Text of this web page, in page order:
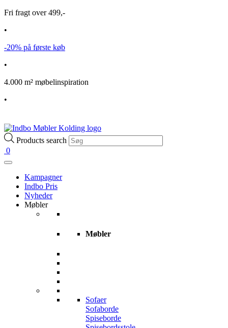
Fri fragt over 499,-
•
-20% på første køb
•
4.000 m² møbelinspiration
•
Products search
0
Kampagner
Indbo Pris
Nyheder
Møbler
Møbler
Sofaer
Sofaborde
Spiseborde